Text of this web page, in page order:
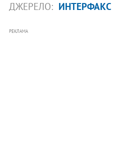
ДЖЕРЕЛО: ИНТЕРФАКС
РЕКЛАМА